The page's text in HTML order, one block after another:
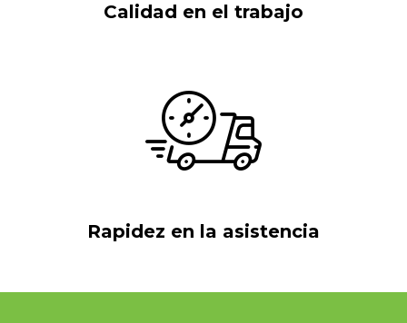
Calidad en el trabajo
Rapidez en la asistencia